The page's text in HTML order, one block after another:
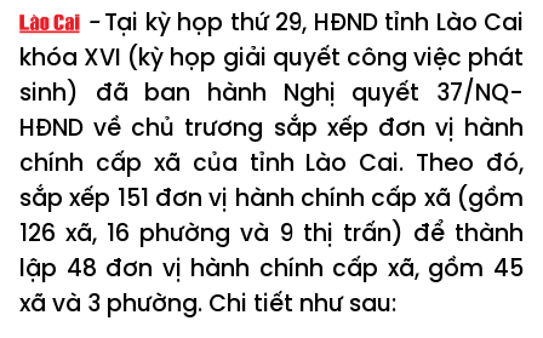
Tại kỳ họp thứ 29, HĐND tỉnh Lào Cai
khóa XVI (kỳ họp giải quyết công việc phát
sinh) đã ban hành Nghị quyết 37/NQ-
HĐND về chủ trương sắp xếp đơn vị hành
chính cấp xã của tỉnh Lào Cai. Theo đó,
sắp xếp 151 đơn vị hành chính cấp xã (gồm
126 xã, 16 phường và 9 thị trấn) để thành
lập 48 đơn vị hành chính cấp xã, gồm 45
xã và 3 phường. Chi tiết như sau: